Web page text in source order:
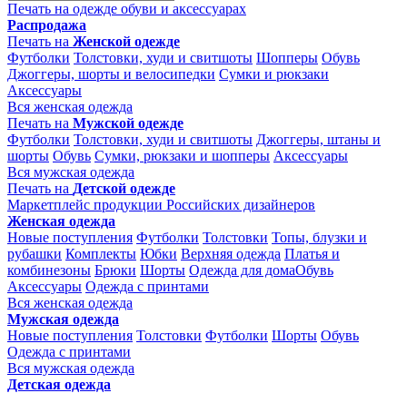
Печать на одежде обуви и аксессуарах
Распродажа
Печать на Женской одежде
Футболки Толстовки, худи и свитшоты Шопперы Обувь
Джоггеры, шорты и велосипедки Сумки и рюкзаки
Аксессуары
Вся женская одежда
Печать на Мужской одежде
Футболки Толстовки, худи и свитшоты Джоггеры, штаны и
шорты Обувь Сумки, рюкзаки и шопперы Аксессуары
Вся мужская одежда
Печать на Детской одежде
Маркетплейс продукции Российских дизайнеров
Женская одежда
Новые поступления Футболки Толстовки Топы, блузки и
рубашки Комплекты Юбки Верхняя одежда Платья и
комбинезоны Брюки Шорты Одежда для домаОбувь
Аксессуары Одежда с принтами
Вся женская одежда
Мужская одежда
Новые поступления Толстовки Футболки Шорты Обувь
Одежда с принтами
Вся мужская одежда
Детская одежда